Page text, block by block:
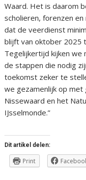
Waard. Het is daarom
scholieren, forenzen
dat de veerdienst
blijft van oktober 2025
Tegelijkertijd kijken we
de stappen die nodig
toekomst zeker te
we gezamenlijk op met
Nissewaard en het
IJsselmonde.”
Dit artikel delen:
Print